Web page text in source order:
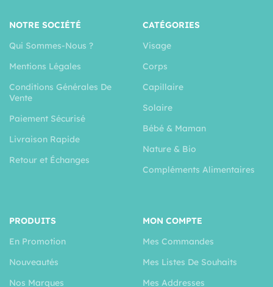
NOTRE SOCIÉTÉ
Qui Sommes-Nous ?
Mentions Légales
Conditions Générales De
Vente
Paiement Sécurisé
Livraison Rapide
Retour et Échanges
CATÉGORIES
Visage
Corps
Capillaire
Solaire
Bébé & Maman
Nature & Bio
Compléments Alimentaires
PRODUITS
En Promotion
Nouveautés
Nos Marques
MON COMPTE
Mes Commandes
Mes Listes De Souhaits
Mes Addresses